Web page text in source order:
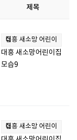
제목
대흥 새소망 어린이집
대흥 새소망어린이집
모습9
대흥 새소망 어린이집